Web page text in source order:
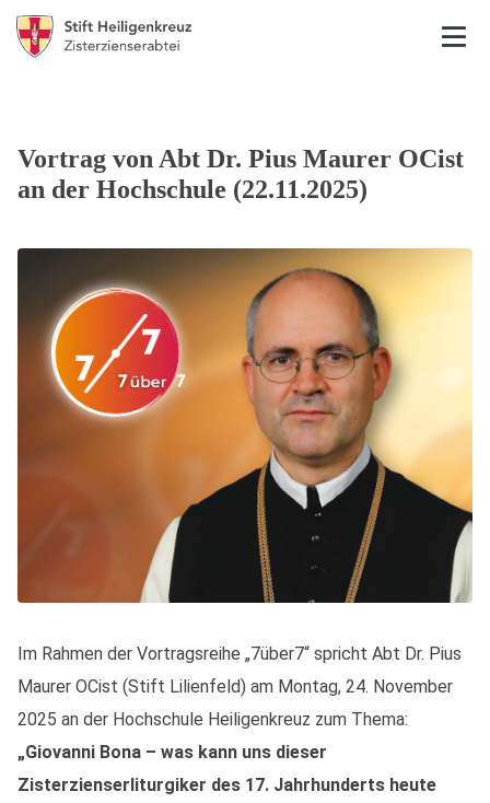
Vortrag von Abt Dr. Pius Maurer OCist
an der Hochschule (22.11.2025)
Im Rahmen der Vortragsreihe „7über7“ spricht Abt Dr. Pius
Maurer OCist (Stift Lilienfeld) am Montag, 24. November
2025 an der Hochschule Heiligenkreuz zum Thema:
„Giovanni Bona – was kann uns dieser
Zisterzienserliturgiker des 17. Jahrhunderts heute